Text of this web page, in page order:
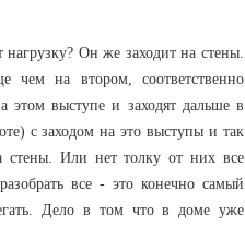
Он же заходит на стены.
чем на втором, соответственно
этом выступе и заходят дальше в
с заходом на это выступы и так
стены. Или нет толку от них все
все - это конечно самый
Дело в том что в доме уже